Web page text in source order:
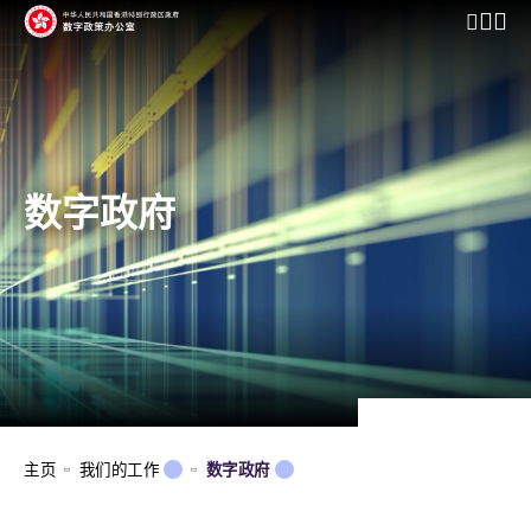
开启行
数字政府
主页 我们的工作 数字政府